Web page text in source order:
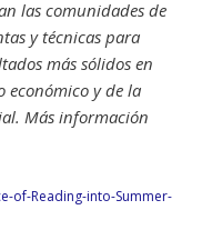
las comunidades de
y técnicas para
más sólidos en
y de la
Más información
of-Reading-into-Summer-